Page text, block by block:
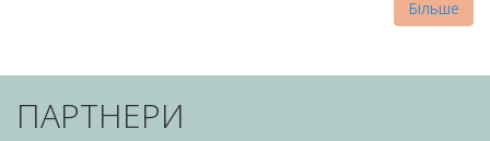
Більше
ПАРТНЕРИ